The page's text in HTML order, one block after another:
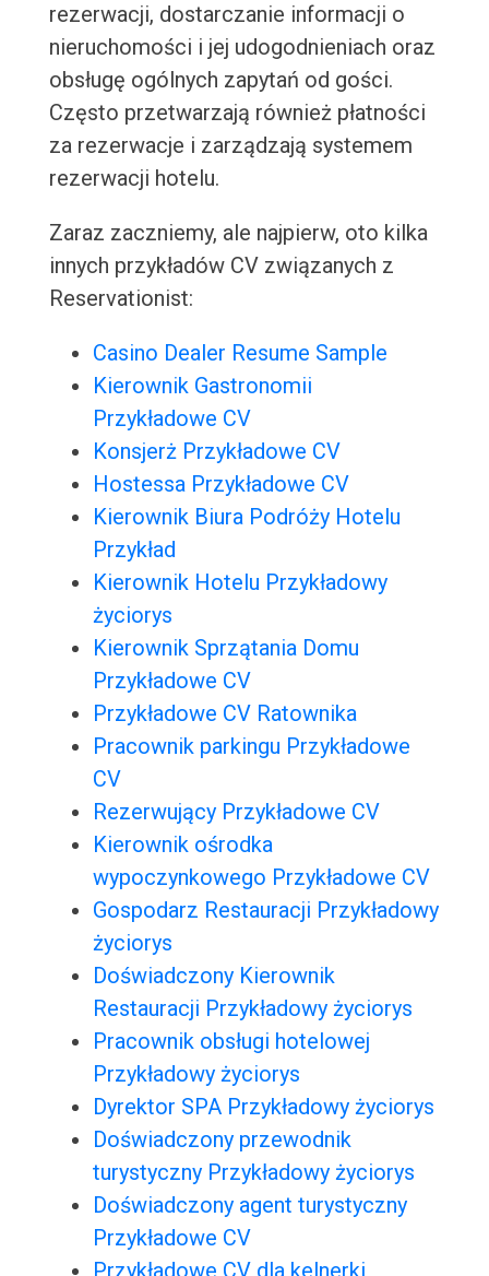
rezerwacji, dostarczanie informacji o
nieruchomości i jej udogodnieniach oraz
obsługę ogólnych zapytań od gości.
Często przetwarzają również płatności
za rezerwacje i zarządzają systemem
rezerwacji hotelu.
Zaraz zaczniemy, ale najpierw, oto kilka
innych przykładów CV związanych z
Reservationist:
Casino Dealer Resume Sample
Kierownik Gastronomii
Przykładowe CV
Konsjerż Przykładowe CV
Hostessa Przykładowe CV
Kierownik Biura Podróży Hotelu
Przykład
Kierownik Hotelu Przykładowy
życiorys
Kierownik Sprzątania Domu
Przykładowe CV
Przykładowe CV Ratownika
Pracownik parkingu Przykładowe
CV
Rezerwujący Przykładowe CV
Kierownik ośrodka
wypoczynkowego Przykładowe CV
Gospodarz Restauracji Przykładowy
życiorys
Doświadczony Kierownik
Restauracji Przykładowy życiorys
Pracownik obsługi hotelowej
Przykładowy życiorys
Dyrektor SPA Przykładowy życiorys
Doświadczony przewodnik
turystyczny Przykładowy życiorys
Doświadczony agent turystyczny
Przykładowe CV
Przykładowe CV dla kelnerki